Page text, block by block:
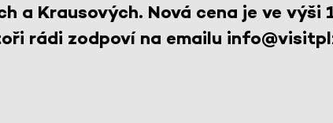
a Krausových. Nová cena je ve výši
rádi zodpoví na emailu